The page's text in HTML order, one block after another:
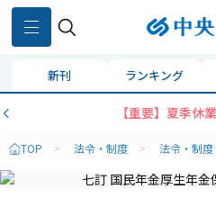
新刊 ランキング
【重要】夏季休
TOP > 法令・制度 > 法令・制度